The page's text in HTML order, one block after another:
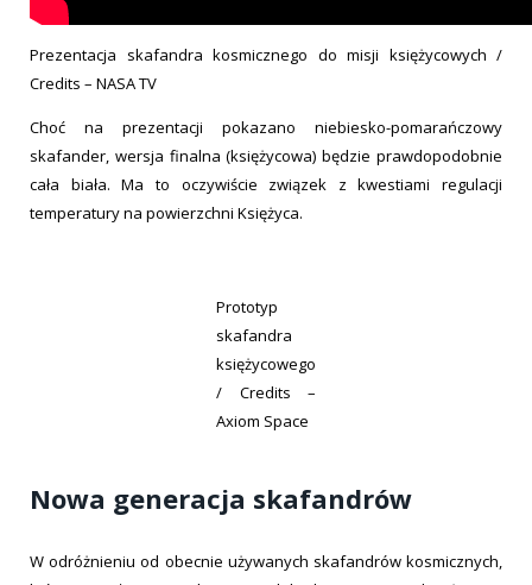
Prezentacja skafandra kosmicznego do misji księżycowych /
Credits – NASA TV
Choć na prezentacji pokazano niebiesko-pomarańczowy
skafander, wersja finalna (księżycowa) będzie prawdopodobnie
cała biała. Ma to oczywiście związek z kwestiami regulacji
temperatury na powierzchni Księżyca.
Prototyp
skafandra
księżycowego
/ Credits –
Axiom Space
Nowa generacja skafandrów
W odróżnieniu od obecnie używanych skafandrów kosmicznych,